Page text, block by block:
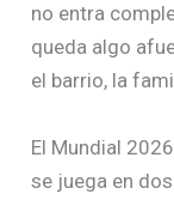
no entra
queda algo
el barrio, la
El Mundial
se juega en